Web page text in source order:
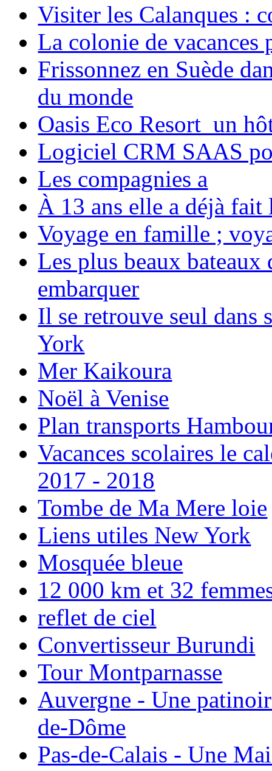
Visiter les Calanques :
La colonie de vacances
Frissonnez en Suède
du monde
Oasis Eco Resort un
Logiciel CRM SAAS
Les compagnies a
À 13 ans elle a déjà
Voyage en famille ;
Les plus beaux bateaux
embarquer
Il se retrouve seul dans
York
Mer Kaikoura
Noël à Venise
Plan transports
Vacances scolaires le
2017 - 2018
Tombe de Ma Mere loie
Liens utiles New York
Mosquée bleue
12 000 km et 32
reflet de ciel
Convertisseur Burundi
Tour Montparnasse
Auvergne - Une
de-Dôme
Pas-de-Calais - Une